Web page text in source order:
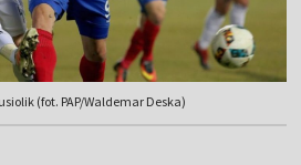
(fot. PAP/Waldemar Deska)